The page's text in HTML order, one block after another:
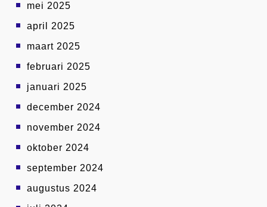
mei 2025
april 2025
maart 2025
februari 2025
januari 2025
december 2024
november 2024
oktober 2024
september 2024
augustus 2024